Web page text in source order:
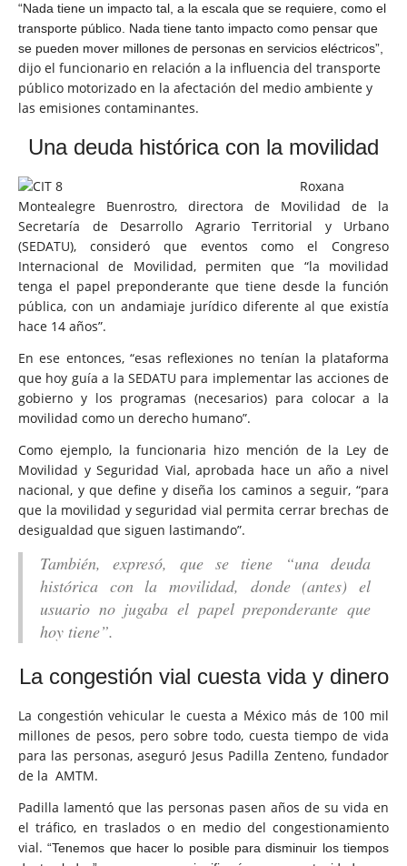
“Nada tiene un impacto tal, a la escala que se requiere, como el
transporte público. Nada tiene tanto impacto como pensar que
se pueden mover millones de personas en servicios eléctricos”,
dijo el funcionario en relación a la influencia del transporte
público motorizado en la afectación del medio ambiente y
las emisiones contaminantes.
Una deuda histórica con la movilidad
Roxana
Montealegre Buenrostro, directora de Movilidad de la
Secretaría de Desarrollo Agrario Territorial y Urbano
(SEDATU), consideró que eventos como el Congreso
Internacional de Movilidad, permiten que “la movilidad
tenga el papel preponderante que tiene desde la función
pública, con un andamiaje jurídico diferente al que existía
hace 14 años”.
En ese entonces, “esas reflexiones no tenían la plataforma
que hoy guía a la SEDATU para implementar las acciones de
gobierno y los programas (necesarios) para colocar a la
movilidad como un derecho humano”.
Como ejemplo, la funcionaria hizo mención de la Ley de
Movilidad y Seguridad Vial, aprobada hace un año a nivel
nacional, y que define y diseña los caminos a seguir, “para
que la movilidad y seguridad vial permita cerrar brechas de
desigualdad que siguen lastimando”.
También, expresó, que se tiene “una deuda
histórica con la movilidad, donde (antes) el
usuario no jugaba el papel preponderante que
hoy tiene”.
La congestión vial cuesta vida y dinero
La congestión vehicular le cuesta a México más de 100 mil
millones de pesos, pero sobre todo, cuesta tiempo de vida
para las personas, aseguró Jesus Padilla Zenteno, fundador
de la AMTM.
Padilla lamentó que las personas pasen años de su vida en
el tráfico, en traslados o en medio del congestionamiento
vial.“Tenemos que hacer lo posible para disminuir los tiempos